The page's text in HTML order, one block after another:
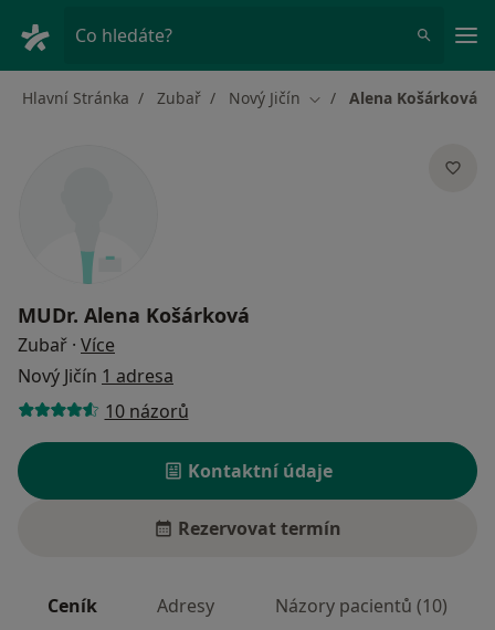
Co hledáte?
Hlavní Stránka Zubař Nový Jičín Změna města
Alena Košárková
MUDr. Alena Košárková
Zubař · Více
Nový Jičín 1 adresa
10 názorů
Kontaktní údaje
Rezervovat termín
Ceník Adresy Názory pacientů (10)